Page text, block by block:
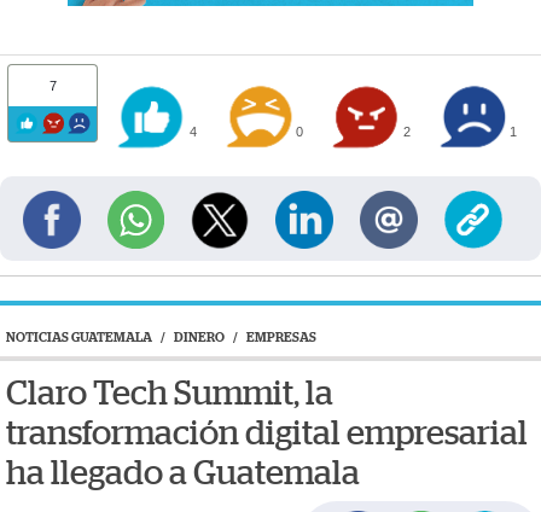
7
4 0 2 1
NOTICIAS GUATEMALA / DINERO / EMPRESAS
Claro Tech Summit, la
transformación digital empresarial
ha llegado a Guatemala